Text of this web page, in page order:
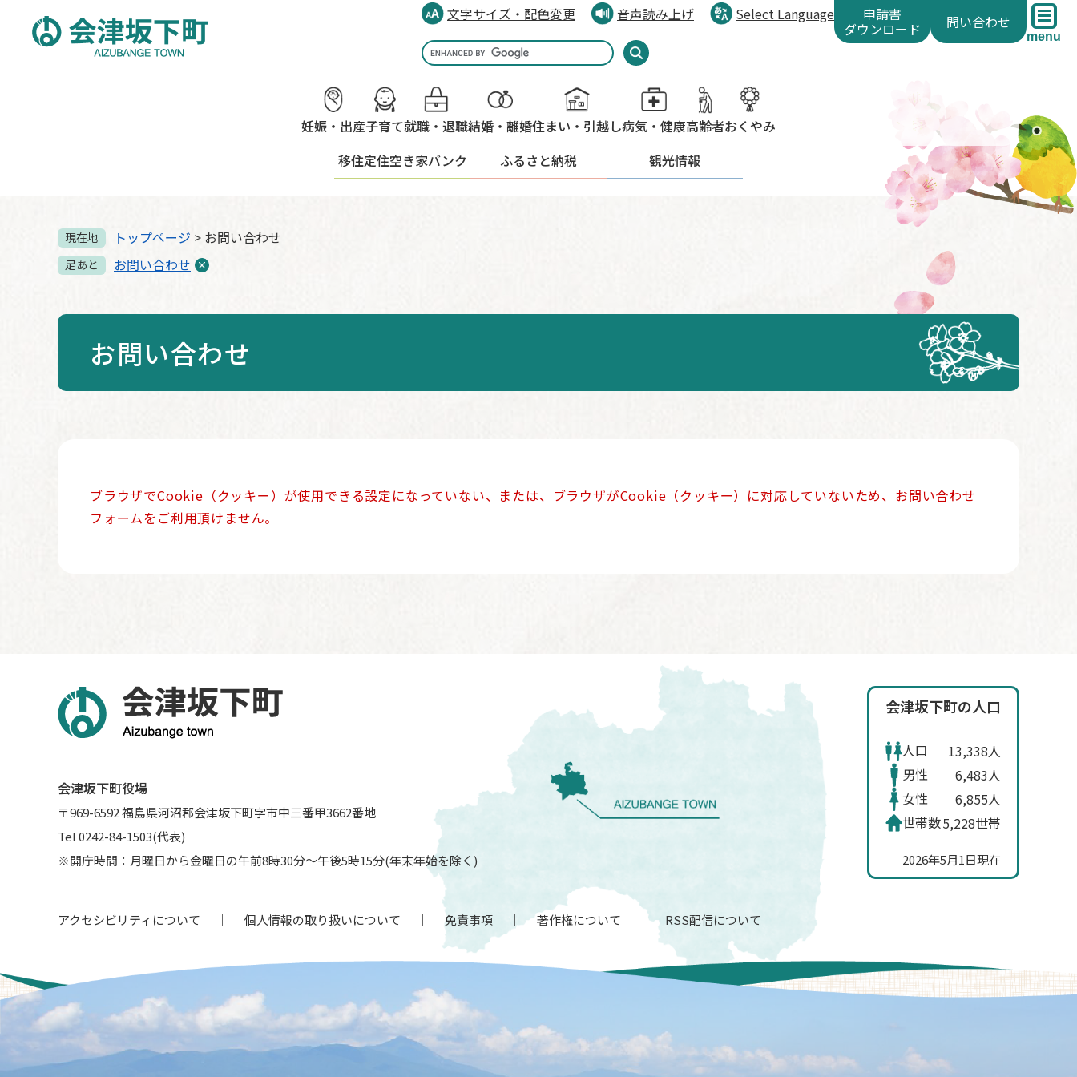
文字サイズ・配色変更 音声読み上げ
Select Language
Google
カ
ス
タ
ム
索
申請書
ダウンロード 問い合わせ
menu
妊娠・出産子育て就職・退職結婚・離婚住まい・引越し病気・健康高齢者おくやみ
移住定住空き家バンク ふるさと納税 観光情報
現在地 トップページ > お問い合わせ
足あと お問い合わせ
お問い合わせ
文
ブラウザでCookie（クッキー）が使用できる設定になっていない、または、ブラウザがCookie（クッキー）に対応していないため、お問い合わせ
フォームをご利用頂けません。
アクセシビリティについて 個人情報の取り扱いについて 免責事項 著作権について RSS配信について
会津坂下町役場
〒969-6592 福島県河沼郡会津坂下町字市中三番甲3662番地
Tel 0242-84-1503(代表)
※開庁時間：月曜日から金曜日の午前8時30分～午後5時15分(年末年始を除く)
会津坂下町の人口
人口
13,338人
男性
6,483人
女性
6,855人
世帯数5,228世帯
2026年5月1日現在